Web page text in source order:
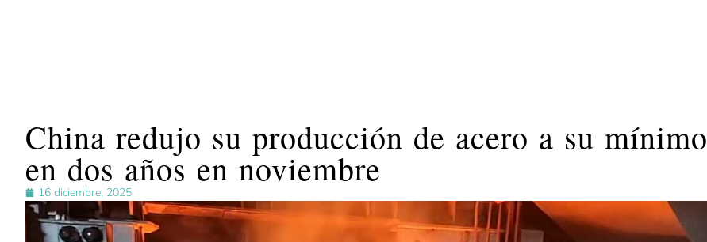
China redujo su producción de acero a su mínimo
en dos años en noviembre
16 diciembre, 2025